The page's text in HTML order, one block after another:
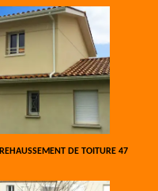
REHAUSSEMENT DE TOITURE 47